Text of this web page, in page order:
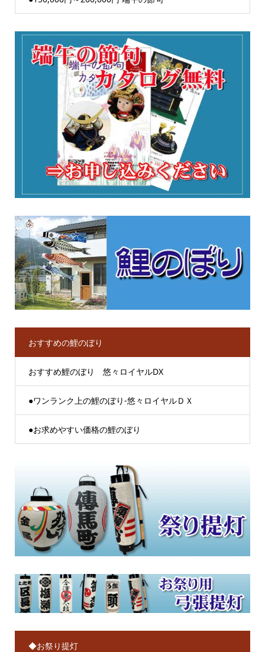
おすすめの鯉のぼり
おすすめ鯉のぼり 悠々ロイヤルDX
●ワンランク上の鯉のぼり-悠々ロイヤルＤＸ
●お求めやすい価格の鯉のぼり
◆お祭り提灯